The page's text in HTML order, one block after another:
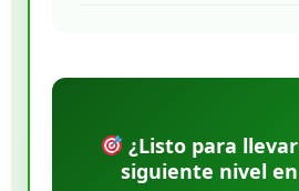
¿Listo para
siguiente nivel